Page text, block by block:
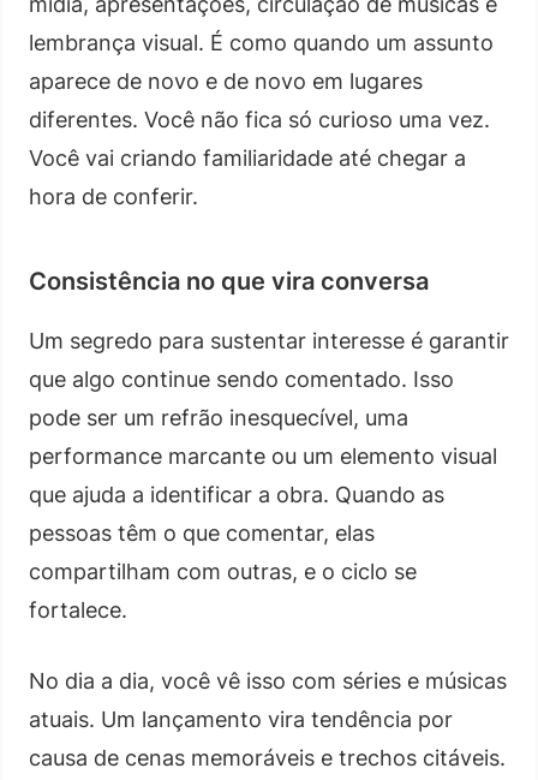
lembrança visual. É como quando um assunto
aparece de novo e de novo em lugares
diferentes. Você não fica só curioso uma vez.
Você vai criando familiaridade até chegar a
hora de conferir.
Consistência no que vira conversa
Um segredo para sustentar interesse é garantir
que algo continue sendo comentado. Isso
pode ser um refrão inesquecível, uma
performance marcante ou um elemento visual
que ajuda a identificar a obra. Quando as
pessoas têm o que comentar, elas
compartilham com outras, e o ciclo se
fortalece.
No dia a dia, você vê isso com séries e músicas
atuais. Um lançamento vira tendência por
causa de cenas memoráveis e trechos citáveis.